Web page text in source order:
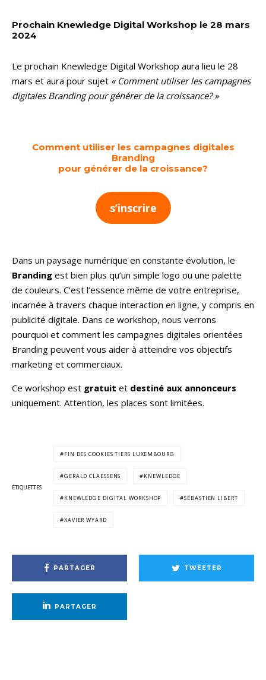
Prochain Knewledge Digital Workshop le 28 mars
2024
Le prochain Knewledge Digital Workshop aura lieu le 28
mars et aura pour sujet « Comment utiliser les campagnes
digitales Branding pour générer de la croissance? »
Comment utiliser les campagnes digitales
Branding
pour générer de la croissance?
s’inscrire
Dans un paysage numérique en constante évolution, le
Branding est bien plus qu’un simple logo ou une palette
de couleurs. C’est l’essence même de votre entreprise,
incarnée à travers chaque interaction en ligne, y compris en
publicité digitale. Dans ce workshop, nous verrons
pourquoi et comment les campagnes digitales orientées
Branding peuvent vous aider à atteindre vos objectifs
marketing et commerciaux.
Ce workshop est gratuit et destiné aux annonceurs
uniquement. Attention, les places sont limitées.
ÉTIQUETTES
FIN DES COOKIES TIERS LUXEMBOURG
GERALD CLAESSENS KNEWLEDGE
KNEWLEDGE DIGITAL WORKSHOP SÉBASTIEN LIBERT
XAVIER WYARD
PARTAGER TWEETER
PARTAGER